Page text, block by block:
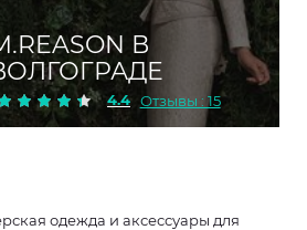
В
4.4 Отзывы : 15
одежда и аксессуары для